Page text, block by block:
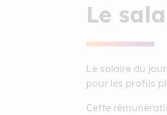
Le
Le salaire du
pour les profils
Cette